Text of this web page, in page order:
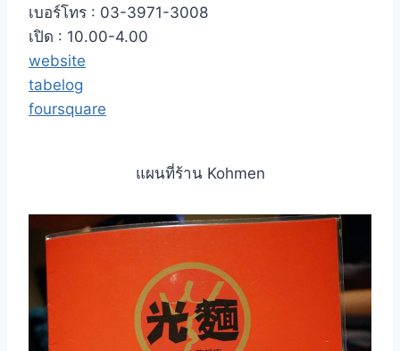
เบอร์โทร : 03-3971-3008
เปิด : 10.00-4.00
website
tabelog
foursquare
แผนที่ร้าน Kohmen